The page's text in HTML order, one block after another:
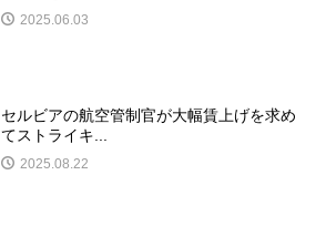
2025.06.03
セルビアの航空管制官が大幅賃上げを求め
てストライキ...
2025.08.22